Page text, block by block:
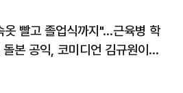
옷 빨고 졸업식까지"…근육병 학
돌본 공익, 코미디언 김규원이었